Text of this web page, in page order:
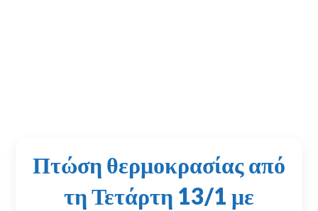
Πτώση θερμοκρασίας από
τη Τετάρτη 13/1 με